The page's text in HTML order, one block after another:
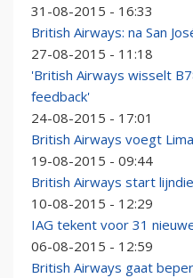
31-08-2015 - 16:33
British Airways: na San
27-08-2015 - 11:18
'British Airways wisselt
feedback'
24-08-2015 - 17:01
British Airways voegt
19-08-2015 - 09:44
British Airways start
10-08-2015 - 12:29
IAG tekent voor 31
06-08-2015 - 12:59
British Airways gaat